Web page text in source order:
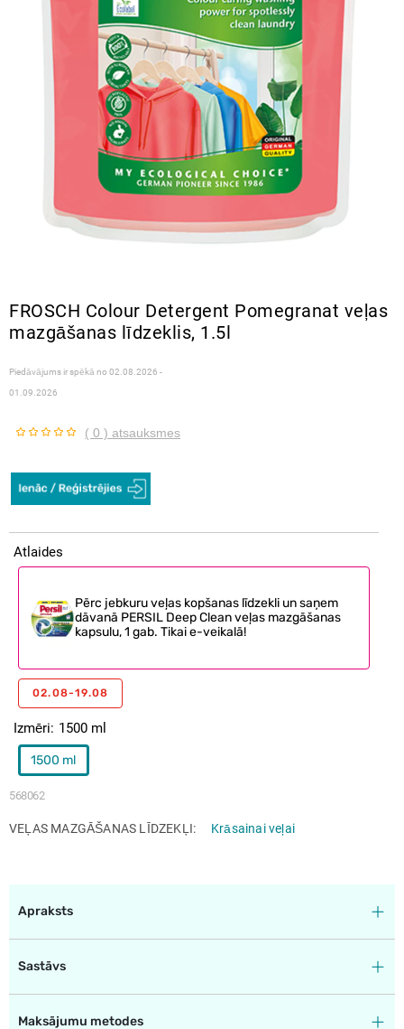
FROSCH Colour Detergent Pomegranat veļas
mazgāšanas līdzeklis, 1.5l
Piedāvājums ir spēkā no 02.08.2026 -
01.09.2026
( 0 ) atsauksmes
568062
Izmēri 1500 ml
1500 ml
Atlaides
Pērc jebkuru veļas kopšanas līdzekli un saņem
dāvanā PERSIL Deep Clean veļas mazgāšanas
kapsulu, 1 gab. Tikai e-veikalā!
02.08-19.08
VEĻAS MAZGĀŠANAS LĪDZEKĻI Krāsainai veļai
Apraksts
Sastāvs
Maksājumu metodes